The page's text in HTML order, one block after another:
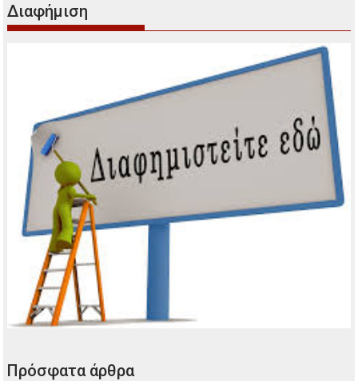
Διαφήμιση
Πρόσφατα άρθρα